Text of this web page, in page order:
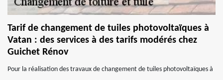
Tarif de changement de tuiles photovoltaïques à
Vatan : des services à des tarifs modérés chez
Guichet Rénov
Pour la réalisation des travaux de changement de tuiles photovoltaïques à